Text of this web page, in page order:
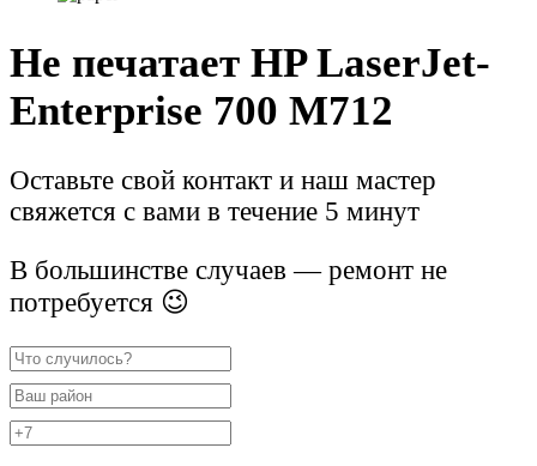
Не печатает HP LaserJet-
Enterprise 700 M712
Оставьте свой контакт и наш мастер
свяжется с вами в течение 5 минут
В большинстве случаев — ремонт не
потребуется 😉